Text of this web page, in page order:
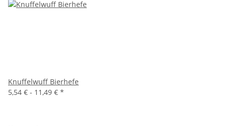
Knuffelwuff Bierhefe
5,54 € - 11,49 € *